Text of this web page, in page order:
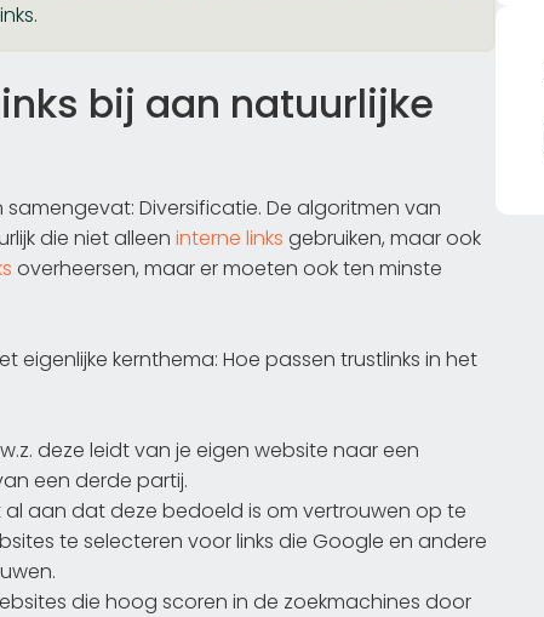
bij aan natuurlijke
Diversificatie. De algoritmen van
die niet alleen interne links gebruiken, maar ook
overheersen, maar er moeten ook ten minste
kernthema: Hoe passen trustlinks in het
deze leidt van je eigen website naar een
een derde partij.
aan dat deze bedoeld is om vertrouwen op te
te selecteren voor links die Google en andere
die hoog scoren in de zoekmachines door